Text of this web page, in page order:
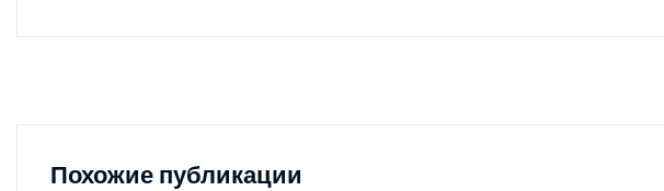
Похожие публикации